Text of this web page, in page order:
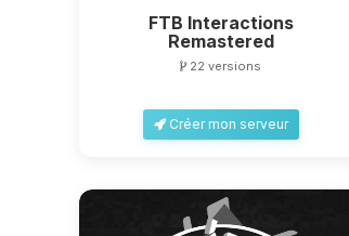
FTB Interactions
Remastered
22 versions
Créer mon serveur